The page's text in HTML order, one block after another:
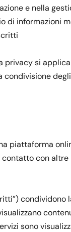
e nella
di informazioni
privacy si
condivisione
piattaforma
con
condividono
sono